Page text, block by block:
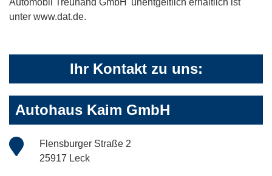
Automobil Treuhand GmbH' unentgeltlich erhältlich ist
unter www.dat.de.
Ihr Kontakt zu uns:
Autohaus Kaim GmbH
Flensburger Straße 2
25917 Leck